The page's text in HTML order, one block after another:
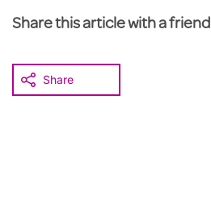
Share this article with a friend
Share